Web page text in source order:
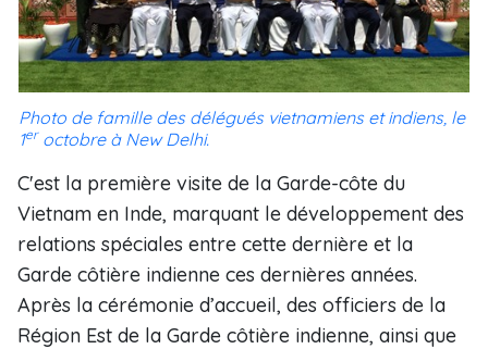
Photo de famille des délégués vietnamiens et indiens, le
1eroctobre à New Delhi.
C'est la première visite de la Garde-côte du
Vietnam en Inde, marquant le développement des
relations spéciales entre cette dernière et la
Garde côtière indienne ces dernières années.
Après la cérémonie d’accueil, des officiers de la
Région Est de la Garde côtière indienne, ainsi que